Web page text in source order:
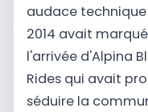
audace
2014 avait
l'arrivée d'Alpina
Rides qui avait
séduire la